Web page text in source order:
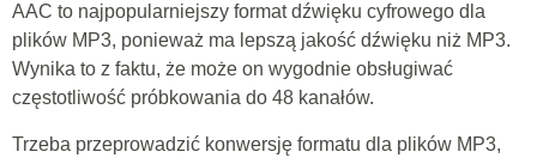
AAC to najpopularniejszy format dźwięku cyfrowego dla
plików MP3, ponieważ ma lepszą jakość dźwięku niż MP3.
Wynika to z faktu, że może on wygodnie obsługiwać
częstotliwość próbkowania do 48 kanałów.
Trzeba przeprowadzić konwersję formatu dla plików MP3,